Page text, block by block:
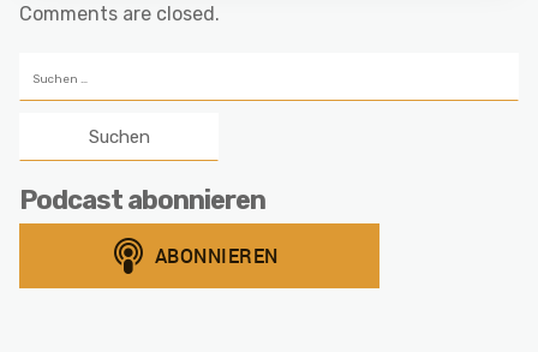
Comments are closed.
nach:
Podcast abonnieren